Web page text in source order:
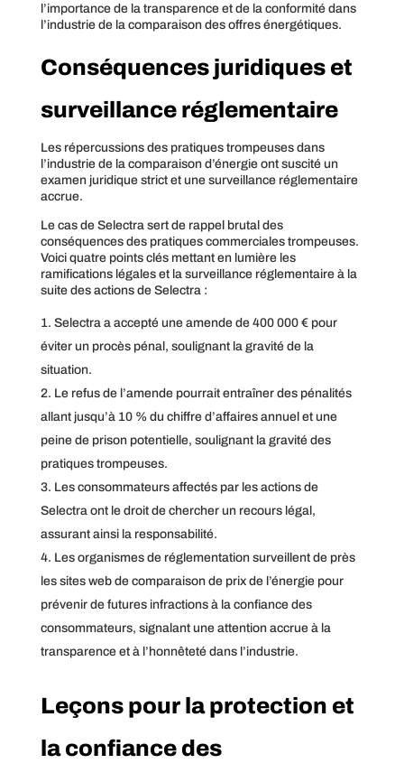
l’importance de la transparence et de la conformité dans
l’industrie de la comparaison des offres énergétiques.
Conséquences juridiques et
surveillance réglementaire
Les répercussions des pratiques trompeuses dans
l’industrie de la comparaison d’énergie ont suscité un
examen juridique strict et une surveillance réglementaire
accrue.
Le cas de Selectra sert de rappel brutal des
conséquences des pratiques commerciales trompeuses.
Voici quatre points clés mettant en lumière les
ramifications légales et la surveillance réglementaire à la
suite des actions de Selectra :
Selectra a accepté une amende de 400 000 € pour
éviter un procès pénal, soulignant la gravité de la
situation.
Le refus de l’amende pourrait entraîner des pénalités
allant jusqu’à 10 % du chiffre d’affaires annuel et une
peine de prison potentielle, soulignant la gravité des
pratiques trompeuses.
Les consommateurs affectés par les actions de
Selectra ont le droit de chercher un recours légal,
assurant ainsi la responsabilité.
Les organismes de réglementation surveillent de près
les sites web de comparaison de prix de l’énergie pour
prévenir de futures infractions à la confiance des
consommateurs, signalant une attention accrue à la
transparence et à l’honnêteté dans l’industrie.
Leçons pour la protection et
la confiance des